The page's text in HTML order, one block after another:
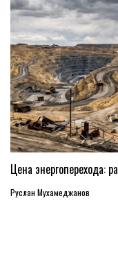
Цена энергоперехода:
Руслан Мухамеджанов